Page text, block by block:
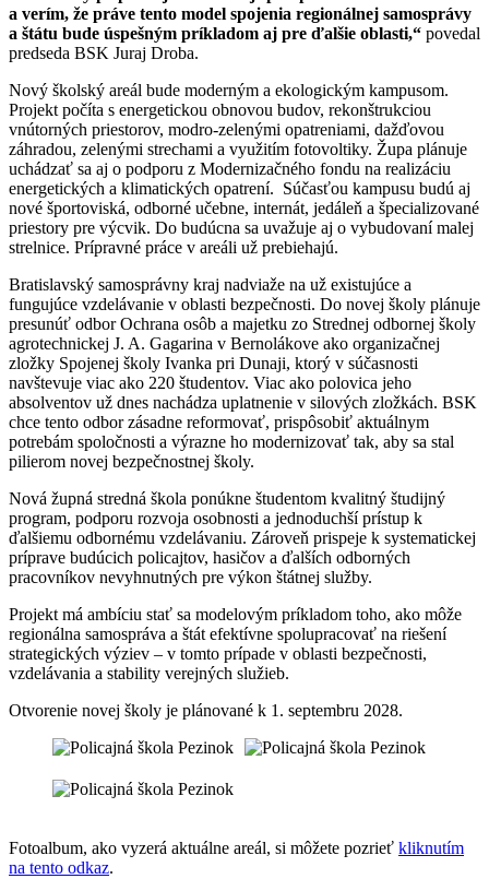
a verím, že práve tento model spojenia regionálnej samosprávy
a štátu bude úspešným príkladom aj pre ďalšie oblasti,“ povedal
predseda BSK Juraj Droba.
Nový školský areál bude moderným a ekologickým kampusom.
Projekt počíta s energetickou obnovou budov, rekonštrukciou
vnútorných priestorov, modro-zelenými opatreniami, dažďovou
záhradou, zelenými strechami a využitím fotovoltiky. Župa plánuje
uchádzať sa aj o podporu z Modernizačného fondu na realizáciu
energetických a klimatických opatrení. Súčasťou kampusu budú aj
nové športoviská, odborné učebne, internát, jedáleň a špecializované
priestory pre výcvik. Do budúcna sa uvažuje aj o vybudovaní malej
strelnice. Prípravné práce v areáli už prebiehajú.
Bratislavský samosprávny kraj nadviaže na už existujúce a
fungujúce vzdelávanie v oblasti bezpečnosti. Do novej školy plánuje
presunúť odbor Ochrana osôb a majetku zo Strednej odbornej školy
agrotechnickej J. A. Gagarina v Bernolákove ako organizačnej
zložky Spojenej školy Ivanka pri Dunaji, ktorý v súčasnosti
navštevuje viac ako 220 študentov. Viac ako polovica jeho
absolventov už dnes nachádza uplatnenie v silových zložkách. BSK
chce tento odbor zásadne reformovať, prispôsobiť aktuálnym
potrebám spoločnosti a výrazne ho modernizovať tak, aby sa stal
pilierom novej bezpečnostnej školy.
Nová župná stredná škola ponúkne študentom kvalitný študijný
program, podporu rozvoja osobnosti a jednoduchší prístup k
ďalšiemu odbornému vzdelávaniu. Zároveň prispeje k systematickej
príprave budúcich policajtov, hasičov a ďalších odborných
pracovníkov nevyhnutných pre výkon štátnej služby.
Projekt má ambíciu stať sa modelovým príkladom toho, ako môže
regionálna samospráva a štát efektívne spolupracovať na riešení
strategických výziev – v tomto prípade v oblasti bezpečnosti,
vzdelávania a stability verejných služieb.
Otvorenie novej školy je plánované k 1. septembru 2028.
Fotoalbum, ako vyzerá aktuálne areál, si môžete pozrieť kliknutím
na tento odkaz.